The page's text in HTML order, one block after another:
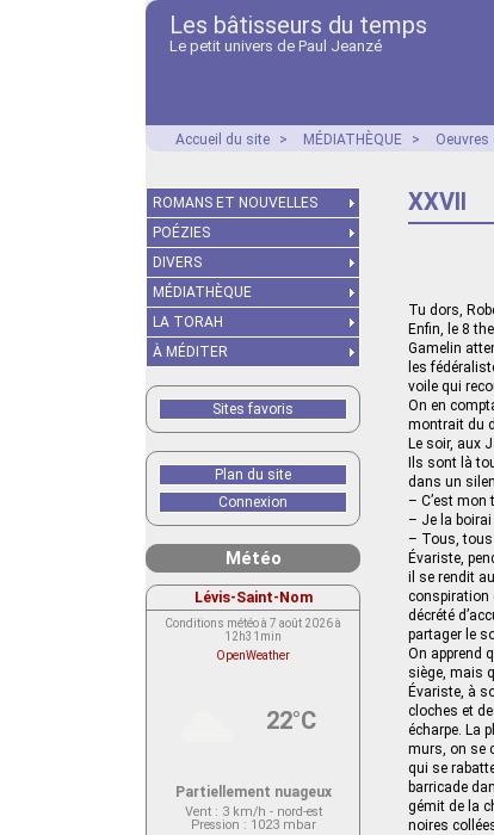
Les bâtisseurs du temps
Le petit univers de Paul Jeanzé
Accueil du site > MÉDIATHÈQUE > Oeuvres
XXVII
Tu dors,
Enfin, le 8
Gamelin
les
voile qui
On en
montrait du
Le soir, aux
Ils sont là
dans un
– C’est
– Je la
– Tous, tous
Évariste,
il se rendit
conspiration
décrété
partager le
On apprend
siège, mais
Évariste, à
cloches et
écharpe. La
murs, on se
qui se
barricade
gémit de la
noires
ROMANS ET NOUVELLES
POÉZIES
DIVERS
MÉDIATHÈQUE
LA TORAH
À MÉDITER
Sites favoris
Plan du site
Connexion
Météo
Lévis-Saint-Nom
Conditions météo à 7 août 2026 à
12h31min
OpenWeather
22°C
Partiellement nuageux
Vent: 3 km/h - nord-est
Pression : 1023 mbar